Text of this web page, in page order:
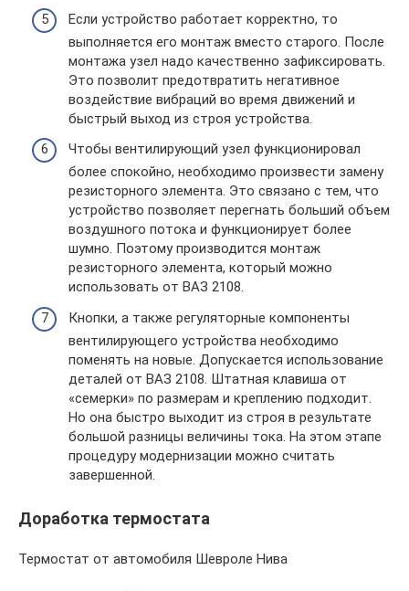
Если устройство работает корректно, то
выполняется его монтаж вместо старого. После
монтажа узел надо качественно зафиксировать.
Это позволит предотвратить негативное
воздействие вибраций во время движений и
быстрый выход из строя устройства.
Чтобы вентилирующий узел функционировал
более спокойно, необходимо произвести замену
резисторного элемента. Это связано с тем, что
устройство позволяет перегнать больший объем
воздушного потока и функционирует более
шумно. Поэтому производится монтаж
резисторного элемента, который можно
использовать от ВАЗ 2108.
Кнопки, а также регуляторные компоненты
вентилирующего устройства необходимо
поменять на новые. Допускается использование
деталей от ВАЗ 2108. Штатная клавиша от
«семерки» по размерам и креплению подходит.
Но она быстро выходит из строя в результате
большой разницы величины тока. На этом этапе
процедуру модернизации можно считать
завершенной.
Доработка термостата
Термостат от автомобиля Шевроле Нива